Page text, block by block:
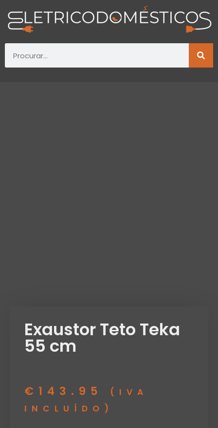
Exaustor Teto Teka
55 cm
€ 143.95
(IVA
INCLUÍDO)